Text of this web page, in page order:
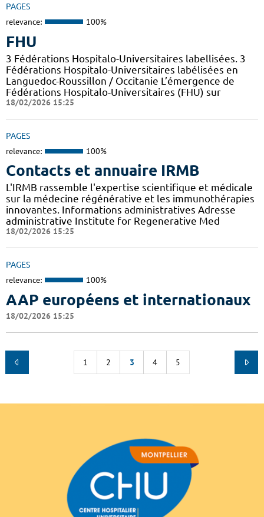
PAGES
relevance: 100%
FHU
3 Fédérations Hospitalo-Universitaires labellisées. 3
Fédérations Hospitalo-Universitaires labélisées en
Languedoc-Roussillon / Occitanie L’émergence de
Fédérations Hospitalo-Universitaires (FHU) sur
18/02/2026 15:25
PAGES
relevance: 100%
Contacts et annuaire IRMB
L'IRMB rassemble l'expertise scientifique et médicale
sur la médecine régénérative et les immunothérapies
innovantes. Informations administratives Adresse
administrative Institute for Regenerative Med
18/02/2026 15:25
PAGES
relevance: 100%
AAP européens et internationaux
18/02/2026 15:25
1 2 3 4 5